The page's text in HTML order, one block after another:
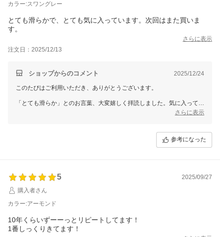
カラー:スワングレー
とても滑らかで、とても気に入っています。次回はまた買いま
す。
さらに表示
注文日：2025/12/13
ショップからのコメント 2025/12/24
このたびはご利用いただき、ありがとうございます。
「とても滑らか」とのお言葉、大変嬉しく拝読しました。気に入ってい
さらに表示
参考になった
5
2025/09/27
購入者さん
カラー:アーモンド
10年くらいずーーっとリピートしてます！
1番しっくりきてます！